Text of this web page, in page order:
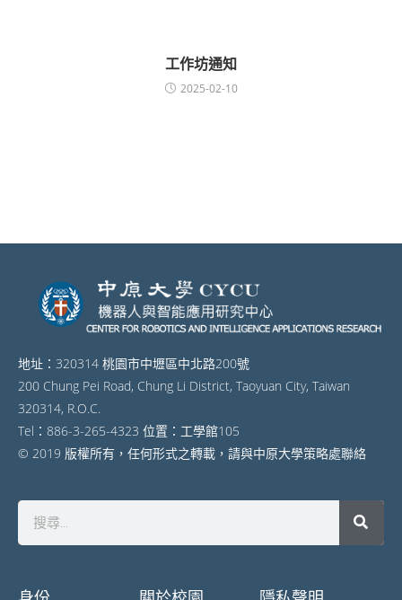
工作坊通知
2025-02-10
地址：320314 桃園市中壢區中北路200號
200 Chung Pei Road, Chung Li District, Taoyuan City, Taiwan
320314, R.O.C.
Tel：886-3-265-4323 位置：工學館105
© 2019 版權所有，任何形式之轉載，請與中原大學策略處聯絡